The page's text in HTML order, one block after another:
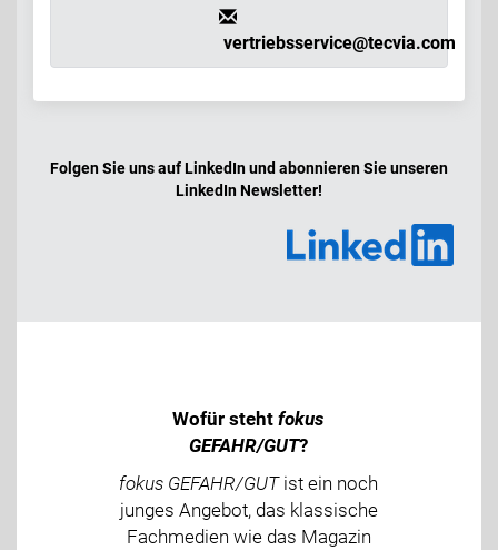
vertriebsservice@tecvia.com
Folgen Sie uns auf LinkedIn und abonnieren Sie unseren
LinkedIn Newsletter!
Wofür stehtfokus
GEFAHR/GUT?
fokus GEFAHR/GUTist ein noch
junges Angebot, das klassische
Fachmedien wie das Magazin